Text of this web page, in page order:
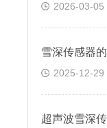
2026-03-05
2025-12-29